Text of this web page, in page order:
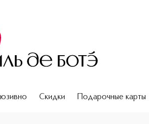
Скидки Подарочные карты